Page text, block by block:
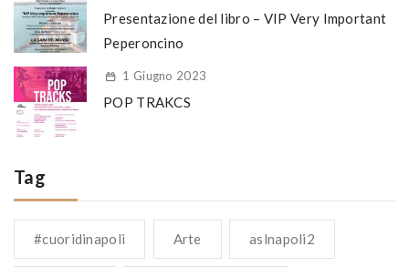
Presentazione del libro – VIP Very Important
Peperoncino
1 Giugno 2023
POP TRAKCS
Tag
#cuoridinapoli Arte aslnapoli2